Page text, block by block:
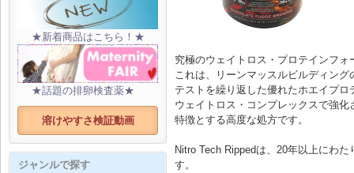
★新着商品はこちら！★
★話題の排卵検査薬★
溶けやすさ検証動画
ジャンルで探す
究極のウェイトロス・プロテインフォ
これは、リーンマッスルビルディング
テストを繰り返した優れたホエイプロ
ウェイトロス・コンプレックスで強
特徴とする高度な処方です。
Nitro Tech Rippedは、20年以上にわ
す。